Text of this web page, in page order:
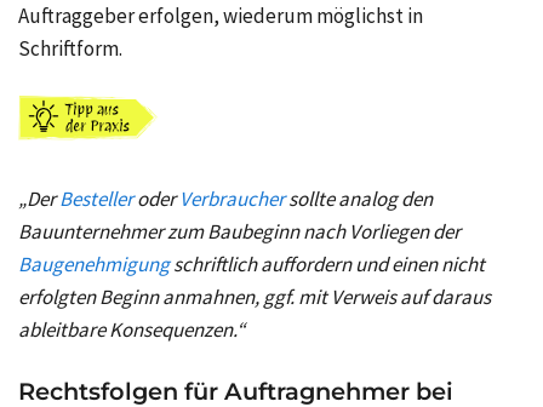
Auftraggeber erfolgen, wiederum möglichst in
Schriftform.
„DerBestelleroder Verbrauchersollte analog den
Bauunternehmer zum Baubeginn nach Vorliegen der
Baugenehmigungschriftlich auffordern und einen nicht
erfolgten Beginn anmahnen, ggf. mit Verweis auf daraus
ableitbare Konsequenzen.“
Rechtsfolgen für Auftragnehmer bei